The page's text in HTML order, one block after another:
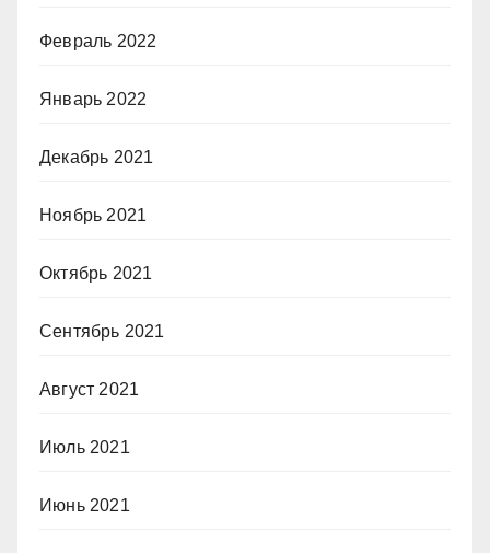
Февраль 2022
Январь 2022
Декабрь 2021
Ноябрь 2021
Октябрь 2021
Сентябрь 2021
Август 2021
Июль 2021
Июнь 2021